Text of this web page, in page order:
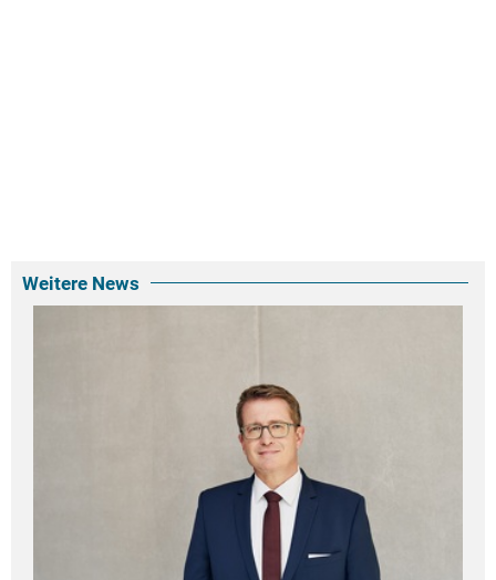
Weitere News